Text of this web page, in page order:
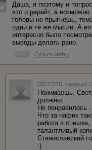
Даша, я поэтому и
это и рерайт, а
головы не прыгнешь,
одни и те же мысли. А
интересно было
выводы делать рано.
Скрыть ветку
DELETED написал
Понимаешь,
должны.
Не понравилось
Что за нафик
работа в спешке,
талантливый
Станиславский
:)